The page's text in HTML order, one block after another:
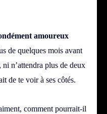
amoureux
de quelques mois avant
n’attendra plus de deux
de te voir à ses côtés.
comment pourrait-il